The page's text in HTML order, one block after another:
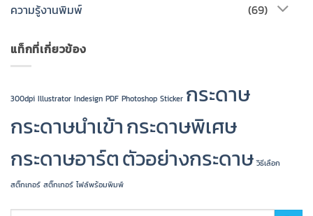
ความรู้งานพิมพ์ (69)
แท็กที่เกี่ยวข้อง
300dpi Illustrator Indesign PDF Photoshop Sticker กระดาษ
กระดาษนำเข้ากระดาษพิเศษ
กระดาษอาร์ตตัวอย่างกระดาษ วิธีเลือก
สติ๊กเกอร์ สติ๊กเกอร์ ไฟล์พร้อมพิมพ์